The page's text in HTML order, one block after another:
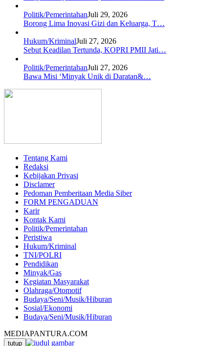
Politik/PemerintahanJuli 29, 2026
Borong Lima Inovasi Gizi dan Keluarga, T…
Hukum/KriminalJuli 27, 2026
Sebut Keadilan Tertunda, KOPRI PMII Jati…
Politik/PemerintahanJuli 27, 2026
Bawa Misi ‘Minyak Unik di Daratan&…
Tentang Kami
Redaksi
Kebijakan Privasi
Disclamer
Pedoman Pemberitaan Media Siber
FORM PENGADUAN
Karir
Kontak Kami
Politik/Pemerintahan
Peristiwa
Hukum/Kriminal
TNI/POLRI
Pendidikan
Minyak/Gas
Kegiatan Masyarakat
Olahraga/Otomotif
Budaya/Seni/Musik/Hiburan
Sosial/Ekonomi
Budaya/Seni/Musik/Hiburan
MEDIAPANTURA.COM
tutup